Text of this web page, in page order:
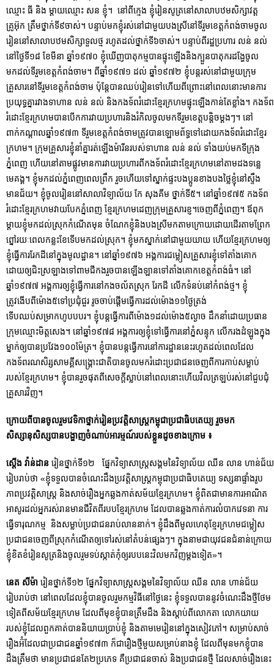
ឈ្មោះ ធី និង ម្ដាយឈ្មោះ សន ខ្ញុំ។ នៅពីក្មេង ខ្ញុំរៀនសូត្រនៅសាលាបឋមសិក្សាវត្ត
គ្រូអ៊ុក ត្រឹមថ្នាក់ទី៩ចាស់។ បន្ទាប់មកខ្ញុំរស់នៅជាមួយបងស្រីនៅទីរួមខេត្តកំពង់ចាមចូល
រៀននៅសាលាបឋមសិក្សាទួលថ្ម រហូតដល់ថ្នាក់ទី៦ចាស់។ បន្ទាប់ពីរដ្ឋប្រហារ លន់ នល់
នៅថ្ងៃទី១៨ ខែមីនា ឆ្នាំ១៩៧០ ខ្ញុំឃើញបាតុកម្មបានផ្ទុះឡើងនិងក្បួនបាតុករដង្ហែចូល
មកដល់ទីរួមខេត្តកំពង់ចាម។ ពីឆ្នាំ១៩៧១ ដល់ ឆ្នាំ១៩៧២ ខ្ញុំបន្តរស់នៅជាមួយក្រុម
គ្រួសារនៅទីរួមខេត្តកំពង់ចាម ប៉ុន្តែបានឈប់រៀនទៅហើយពីព្រោះនៅពេលនោះមានការ
ប្រយុទ្ធគ្នារវាងទាហាន លន់ នល់ និងកងទ័ពរំដោះខ្មែរក្រហមផ្ទុះឡើងកាន់តែខ្លាំង។ កងទ័ព
រំដោះខ្មែរក្រហមបានបើកការវាយប្រហារនិងរំកិលចូលមកទីរួមខេត្តបន្តិចម្ដងៗ។ នៅ
ពាក់កណ្ដាលឆ្នាំ១៩៧៣ ទីរួមខេត្តកំពង់ចាមត្រូវបានឡោមព័ទ្ធទៅដោយកងទ័ពរំដោះខ្មែរ
ក្រហម។ ក្រុមគ្រួសារខ្ញុំនាំគ្នារត់ឡើងម៉ារីនរបស់ទាហាន លន់ នល់ ទាំងយប់មកទីក្រុង
ភ្នំពេញ ហើយនៅតាមផ្លូវមានការវាយប្រហារពីកងទ័ពរំដោះខ្មែរក្រហមនៅតាមដងទន្លេ
មេគង្គ។ ខ្ញុំមកដល់ភ្នំពេញពេលព្រឹក រួចហើយទៅស្នាក់ផ្ទះបងប្អូនខាងបងថ្លៃខ្ញុំនៅស្ទឹង
មានជ័យ។ ខ្ញុំចូលរៀននៅសាលាវិទ្យាល័យ កែ សុងគីម ថ្នាក់ទី៥។ នៅឆ្នាំ១៩៧៥ កងទ័ព
រំដោះខ្មែរក្រហមវាយបែកភ្នំពេញ ខ្មែរក្រហមដេញក្រុមគ្រួសារខ្ញ។ចេញពីភ្នំពេញ។ ឪពុក
ម្ដាយខ្ញុំមកដល់ស្រុកកំណើតមុន ចំណែកខ្ញុំនិងបងស្រីមកតាមក្រោយដោយដើរតាមព្រែក
ព្នៅរយៈពេលកន្លះខែទើបមកដល់ស្រុក។ ខ្ញុំមកស្នាក់នៅជាមួយយាយ ហើយខ្មែរក្រហមឲ្យ
ខ្ញុំធ្វើការរែកដីនៅក្នុងមូលដ្ឋាន។ នៅឆ្នាំ១៩៧៦ អង្គការជម្លៀសគ្រួសារខ្ញុំទៅតាំងគោក
ដោយឲ្យជិះស្រឡាងទៅពាមជីកងរួចបានឡើងឡានទៅតាំងគោកខេត្តកំពង់ធំ។ នៅ
ឆ្នាំ១៩៧៧ អង្គការឲ្យខ្ញុំធ្វើការនៅកងចល័តស្រុក រែកដី លើកទំនប់នៅកំពង់ថ្ម។ ខ្ញុំ
ត្រូវងើបពីម៉ោង៥ទៅប្រជុំជួរ រូចចាប់ផ្ដើមធ្វើការដល់ម៉ោង១១ថ្ងៃត្រង់
ទើបឈប់សម្រាកហូបបបរ។ ខ្ញុំបន្តធ្វើការពីម៉ោង១ដល់ម៉ោង៥ល្ងាច ដឹកនាំដោយប្រធាន
ក្រុមឈ្មោះមិត្តសេង។ នៅឆ្នាំ១៩៧៨ អង្គការឲ្យខ្ញុំទៅធ្វើការនៅភ្នំសន្ទុក លើករងដំឡូងក្នុង
ម្នាក់ឲ្យបានប្រវែង១០០ម៉ែត្រ។ ខ្ញុំបានបន្តធ្វើការនៅការដ្ឋាននេះរហូតដល់ពេលដែល
កងទ័ពរណសិរ្សសាមគ្គីសង្រ្គោះជាតិបានចូលមករំដោះប្រជាជនចេញពីការកាប់សម្លាប់
របស់ខ្មែរក្រហម។ ខ្ញុំបានរួចផុតពីសេចក្ដីស្លាប់នៅពេលនោះហើយវិលត្រឡប់រស់នៅជួបជុំ
គ្រួសារវិញ។
ក្រោយពីបានចូលរួមវេទិកាថ្នាក់រៀនប្រវត្តិសាស្រ្តកម្ពុជាប្រជាធិបតេយ្យ រួចមក
សិស្សានុសិស្សបានបង្ហាញចំណាប់អារម្មណ៍របស់ខ្លួនដូចខាងក្រោម ៖
ស្តើង វ៉ាន់ដាន រៀនថ្នាក់ទី១២ ផ្នែកវិទ្យាសាស្រ្តសង្គមនៃវិទ្យាល័យ ឈីន លាន ហាន់ជ័យ
រៀបរាប់ថា «ខ្ញុំទទួលបានចំណេះដឹងប្រវត្តិសាស្រ្តកម្ពុជាប្រជាធិបតេយ្យ ទស្សនាផ្ទាំងរូប
ភាពប្រវត្តិសាស្រ្ត និងសាច់រឿងអ្នកឆ្លងកាត់សម័យខ្មែរក្រហម។ ខ្ញុំពិតជាមានការអាណិត
អាសូរដល់អ្នករស់រានមានជីវិតពីរបបខ្មែរក្រហម ដែលបានឆ្លងកាត់ការលំបាកវេទនា ការ
ធ្វើទារុណកម្ម និងសម្លាប់ប្រជាជនរាប់លាននាក់។ ខ្ញុំដឹងពីមូលហេតុខ្មែរក្រហមជម្លៀស
ប្រជាជនចេញពីស្រុកកំណើតឲ្យទៅរស់នៅតំបន់ផ្សេងៗ។ ក្នុងនាមជាយុវជនជំនាន់ក្រោយ
ខ្ញុំខិតខំរៀនសូត្រនិងចូលរួមទប់ស្កាត់កុំឲ្យរបបនេះវិលមកវិញម្ដងទៀត»។
នេត សីម៉ា រៀនថ្នាក់ទី១២ ផ្នែកវិទ្យាសាស្រ្តសង្គមនៃវិទ្យាល័យ ឈីន លាន ហាន់ជ័យ
រៀបរាប់ថា នៅពេលដែលខ្ញុំបានចូលរួមកម្មវិធីនៅថ្ងៃនេះ ខ្ញុំទទួលបាននូវចំណេះដឹងថ្មីថែម
ទៀតពីសម័យខ្មែរក្រហម ដែលពីមុខខ្ញុំបានត្រឹមដឹង និងស្តាប់ពីលោកតា លោកយាយ
របស់ខ្ញុំដែលពួកគាត់បាននិយាយប្រាប់ខ្ញុំ និងតាមមេរៀននៅក្នុងសៀវភៅ។ សម្រាប់សាច់
រឿងអ៊ំដែលជាប្រជាជនឆ្នាំ១៩៧៣ ក៏ជារឿងថ្មីមួយសម្រាប់នាងខ្ញុំ ដែលពីមុនមកខ្ញុំបាន
ដឹងត្រឹមថា មានប្រជាជនតែ២ប្រភេទ គឺប្រជាជនចាស់ និងប្រជាជនថ្មី ដែលសាច់រឿងនេះ